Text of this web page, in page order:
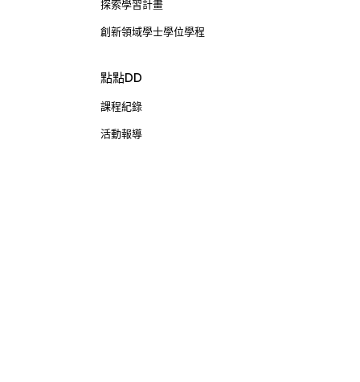
探索學習計畫
創新領域學士學位學程
點點DD
課程紀錄
活動報導